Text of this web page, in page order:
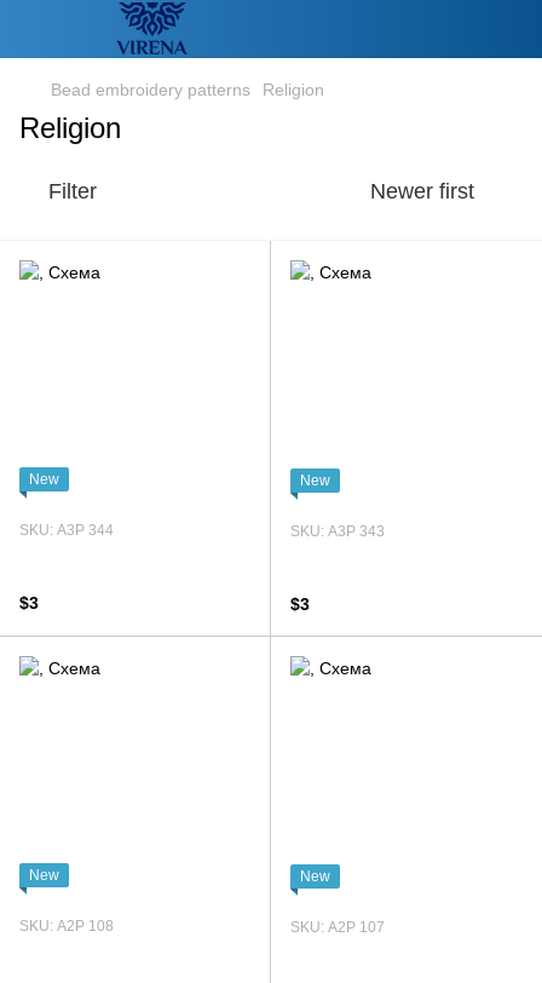
Bead embroidery patterns Religion
Religion
Filter Newer first
New
SKU: А3Р 344
$3
New
SKU: А3Р 343
$3
New
SKU: А2Р 108
New
SKU: А2Р 107